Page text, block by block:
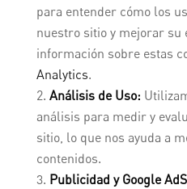
para entender cómo los
nuestro sitio y mejorar su
información sobre estas
Analytics.
Análisis de Uso:
análisis para medir y
sitio, lo que nos ayuda a
contenidos.
Publicidad y Google